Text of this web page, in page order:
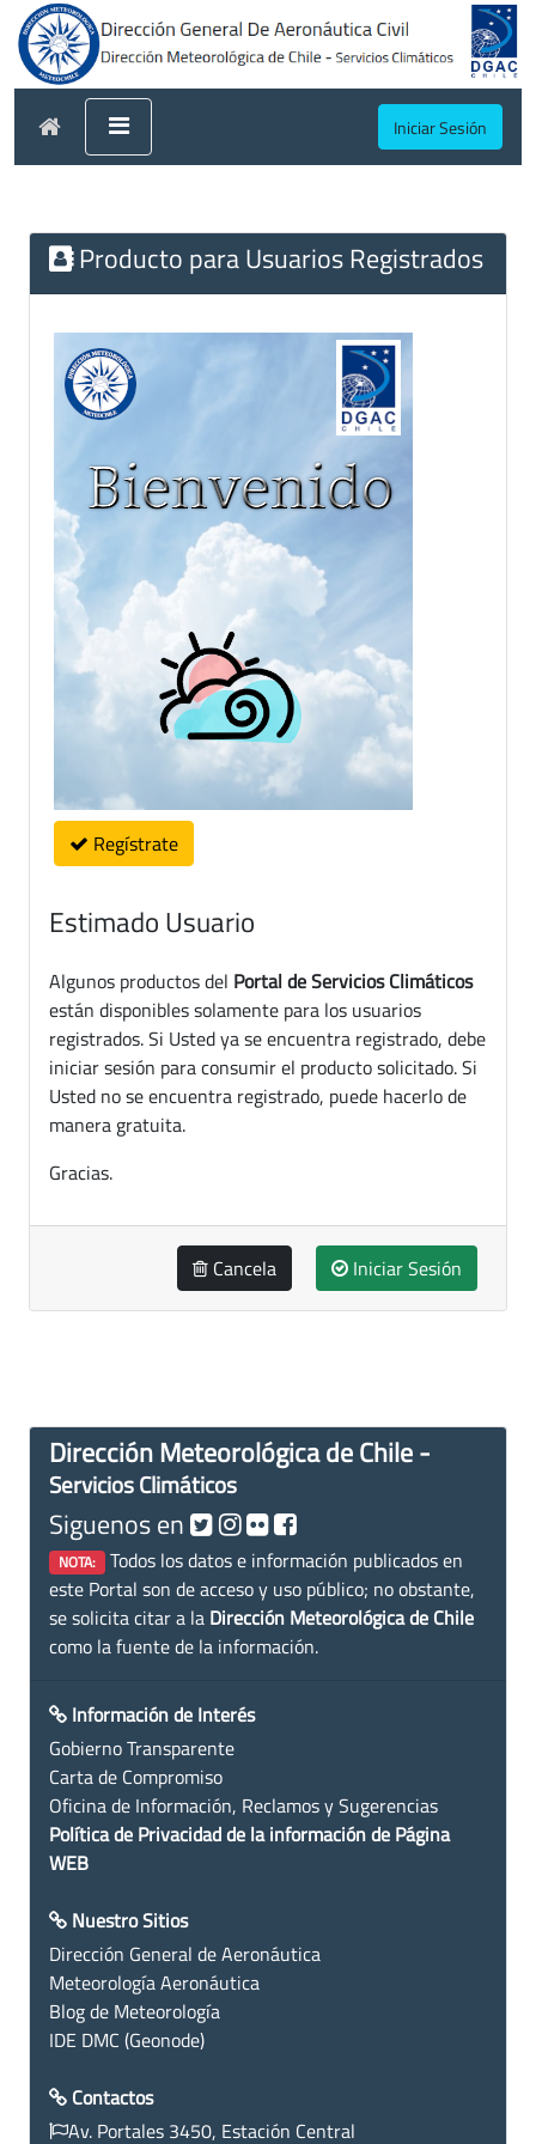
Iniciar Sesión
Producto para Usuarios Registrados
Regístrate
Estimado Usuario
Algunos productos del Portal de Servicios Climáticos
están disponibles solamente para los usuarios
registrados. Si Usted ya se encuentra registrado, debe
iniciar sesión para consumir el producto solicitado. Si
Usted no se encuentra registrado, puede hacerlo de
manera gratuita.
Gracias.
Cancela Iniciar Sesión
Dirección Meteorológica de Chile -
Servicios Climáticos
Siguenos en
NOTA: Todos los datos e información publicados en
este Portal son de acceso y uso público; no obstante,
se solicita citar a la Dirección Meteorológica de Chile
como la fuente de la información.
Información de Interés
Gobierno Transparente
Carta de Compromiso
Oficina de Información, Reclamos y Sugerencias
Política de Privacidad de la información de Página
WEB
Nuestro Sitios
Dirección General de Aeronáutica
Meteorología Aeronáutica
Blog de Meteorología
IDE DMC (Geonode)
Contactos
Av. Portales 3450, Estación Central